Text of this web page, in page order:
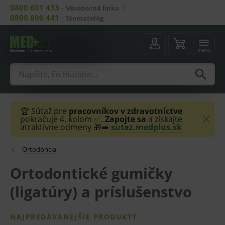
0800 601 433 – Všeobecná linka
0800 800 441 – Stomatológ
menu
🏆 Súťaž pre pracovníkov v zdravotníctve
pokračuje 4. kolom ✅. Zapojte sa a získajte
atraktívne odmeny 🎁➡️ sutaz.medplus.sk
Ortodoncia
Ortodontické gumičky
(ligatúry) a príslušenstvo